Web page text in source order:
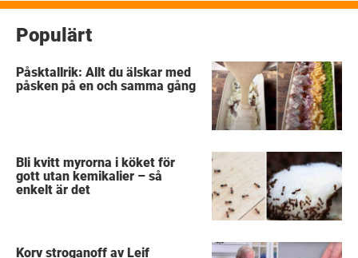
Populärt
Påsktallrik: Allt du älskar med
påsken på en och samma gång
Bli kvitt myrorna i köket för
gott utan kemikalier – så
enkelt är det
Korv stroganoff av Leif